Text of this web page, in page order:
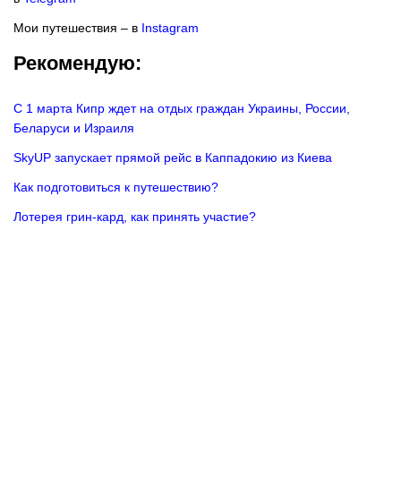
Мои путешествия – в Instagram
Рекомендую:
С 1 марта Кипр ждет на отдых граждан Украины, России,
Беларуси и Израиля
SkyUP запускает прямой рейс в Каппадокию из Киева
Как подготовиться к путешествию?
Лотерея грин-кард, как принять участие?